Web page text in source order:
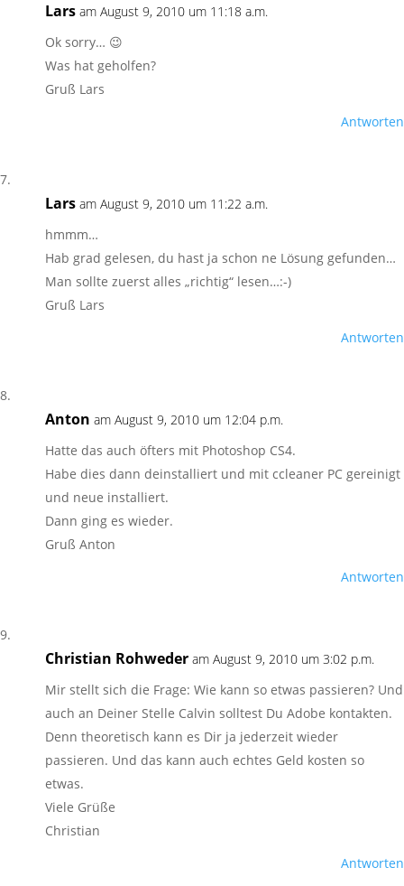
Lars am August 9, 2010 um 11:18 a.m.
Ok sorry… 😉
Was hat geholfen?
Gruß Lars
Antworten
Lars am August 9, 2010 um 11:22 a.m.
hmmm…
Hab grad gelesen, du hast ja schon ne Lösung gefunden…
Man sollte zuerst alles „richtig“ lesen…:-)
Gruß Lars
Antworten
Anton am August 9, 2010 um 12:04 p.m.
Hatte das auch öfters mit Photoshop CS4.
Habe dies dann deinstalliert und mit ccleaner PC gereinigt
und neue installiert.
Dann ging es wieder.
Gruß Anton
Antworten
Christian Rohweder am August 9, 2010 um 3:02 p.m.
Mir stellt sich die Frage: Wie kann so etwas passieren? Und
auch an Deiner Stelle Calvin solltest Du Adobe kontakten.
Denn theoretisch kann es Dir ja jederzeit wieder
passieren. Und das kann auch echtes Geld kosten so
etwas.
Viele Grüße
Christian
Antworten